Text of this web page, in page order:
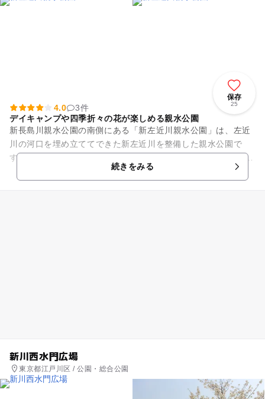
保存
25
4.0
3件
デイキャンプや四季折々の花が楽しめる親水公園
新長島川親水公園の南側にある「新左近川親水公園」は、左近
川の河口を埋め立ててできた新左近川を整備した親水公園で
す。 広い園内では親子で楽しむデイキャンプ、運動器具や湖畔
を散策しながら春のサクラ...続きをみる
新川西水門広場
東京都江戸川区 / 公園・総合公園